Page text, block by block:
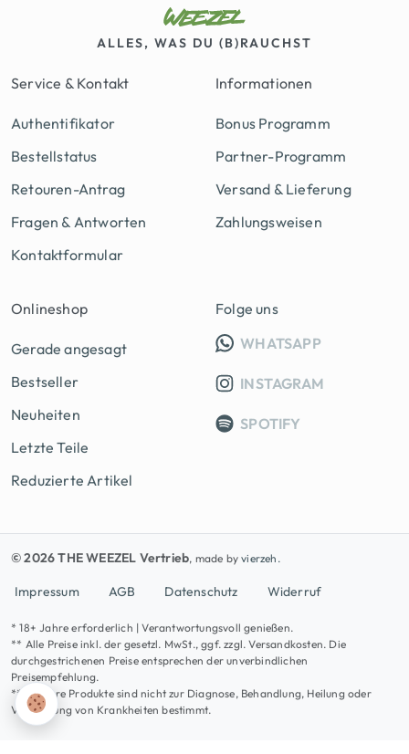
ALLES, WAS DU (B)RAUCHST
Service & Kontakt
Authentifikator
Bestellstatus
Retouren-Antrag
Fragen & Antworten
Kontaktformular
Informationen
Bonus Programm
Partner-Programm
Versand & Lieferung
Zahlungsweisen
Onlineshop
Gerade angesagt
Bestseller
Neuheiten
Letzte Teile
Reduzierte Artikel
Folge uns
WHATSAPPINFO
INSTAGRAM
SPOTIFY
© 2026 THE WEEZEL Vertrieb, made byvierzeh.
Impressum AGB Datenschutz Widerruf
* 18+ Jahre erforderlich | Verantwortungsvoll genießen.
** Alle Preise inkl. der gesetzl. MwSt., ggf. zzgl. Versandkosten. Die
durchgestrichenen Preise entsprechen der unverbindlichen
Preisempfehlung.
*** Unsere Produkte sind nicht zur Diagnose, Behandlung, Heilung oder
Vorbeugung von Krankheiten bestimmt.